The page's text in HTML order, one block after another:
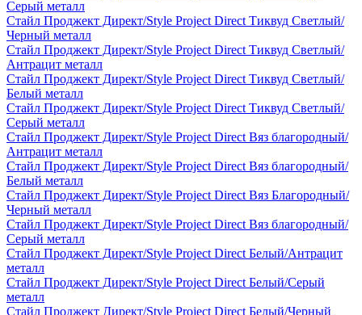
Серый металл
Стайл Проджект Директ/Style Project Direct Тиквуд Светлый/
Черный металл
Стайл Проджект Директ/Style Project Direct Тиквуд Светлый/
Антрацит металл
Стайл Проджект Директ/Style Project Direct Тиквуд Светлый/
Белый металл
Стайл Проджект Директ/Style Project Direct Тиквуд Светлый/
Серый металл
Стайл Проджект Директ/Style Project Direct Вяз благородный/
Антрацит металл
Стайл Проджект Директ/Style Project Direct Вяз благородный/
Белый металл
Стайл Проджект Директ/Style Project Direct Вяз Благородный/
Черный металл
Стайл Проджект Директ/Style Project Direct Вяз благородный/
Серый металл
Стайл Проджект Директ/Style Project Direct Белый/Антрацит
металл
Стайл Проджект Директ/Style Project Direct Белый/Серый
металл
Стайл Проджект Директ/Style Project Direct Белый/Черный